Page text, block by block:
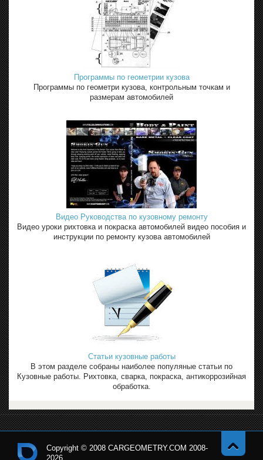
Программы по геометрии кузова
Программы по геометри кузова, контрольным точкам и
размерам автомобилей
Видео Руководства по кузовному ремонту
Видео уроки рихтовка и покраска автомобилей видео пособия и
инструкции по ремонту кузова автомобилей
Статьи кузовные работы
В этом разделе собраны наиболее популяные статьи по
Кузовные работы. Рихтовка, сварка, покраска, антикоррозийная
обработка.
Copyright © 2008 CARGEOMETRY.COM 2008-
2026